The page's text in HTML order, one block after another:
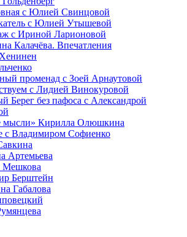
с Юлией Свинцовой
с Юлией Утышевой
с Ириной Ларионовой
Калачёва. Впечатления
променад с Зоей Арнаутовой
с Лидией Винокуровой
Берег без пафоса с Александрой
мысли» Кирилла Олюшкина
с Владимиром Софиенко
Артемьева
Мешкова
Берштейн
Габалова